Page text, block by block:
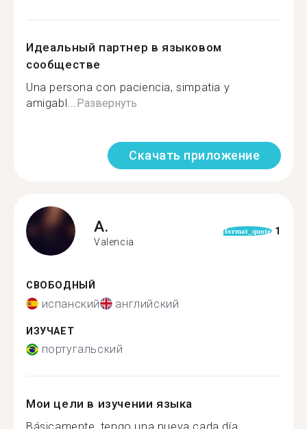
Идеальный партнер в языковом
сообществе
Una persona con paciencia, simpatia y
amigabl...Развернуть
Скачать приложение
A.
Valencia
format_quote 1
СВОБОДНЫЙ
испанский английский
ИЗУЧАЕТ
португальский
Мои цели в изучении языка